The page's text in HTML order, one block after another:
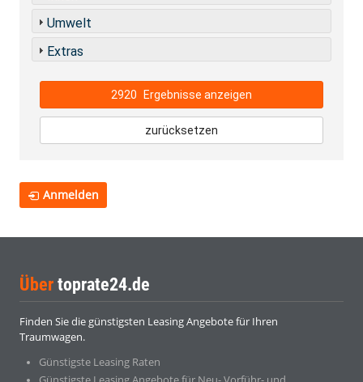
Umwelt
Extras
2920 Ergebnisse anzeigen
zurücksetzen
Anmelden
Über toprate24.de
Finden Sie die günstigsten Leasing Angebote für Ihren
Traumwagen.
Günstigste Leasing Raten